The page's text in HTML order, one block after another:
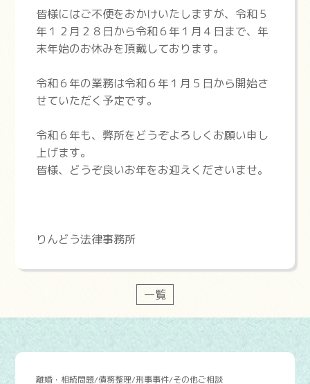
皆様にはご不便をおかけいたしますが、令和５
年１２月２８日から令和６年１月４日まで、年
末年始のお休みを頂戴しております。
令和６年の業務は令和６年１月５日から開始さ
せていただく予定です。
令和６年も、弊所をどうぞよろしくお願い申し
上げます。
皆様、どうぞ良いお年をお迎えくださいませ。
りんどう法律事務所
一覧
離婚・相続問題/債務整理/刑事事件/その他ご相談